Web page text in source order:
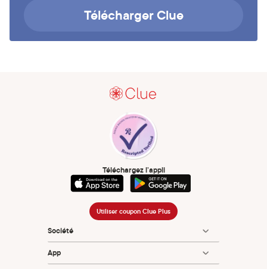
Télécharger Clue
Téléchargez l’appli
Utiliser coupon Clue Plus
Société
App